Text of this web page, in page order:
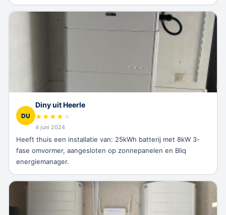
DU
Diny uit Heerle
★★★★ ★
4 juni 2024
Heeft thuis een installatie van: 25kWh batterij met 8kW 3-
fase omvormer, aangesloten op zonnepanelen en Bliq
energiemanager.